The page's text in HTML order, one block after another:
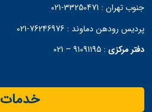
جنوب تهران : 33250471-021
پردیس رودهن دماوند :76246976-021
دفتر مرکزی :
91091195 – 021
خدمات